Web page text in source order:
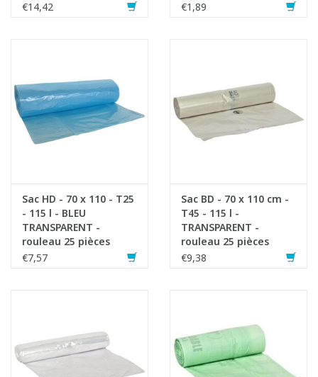
pièces
€14,42
€1,89
Sac HD - 70 x 110 - T25
- 115 l - BLEU
TRANSPARENT -
rouleau 25 pièces
€7,57
Sac BD - 70 x 110 cm -
T45 - 115 l -
TRANSPARENT -
rouleau 25 pièces
€9,38